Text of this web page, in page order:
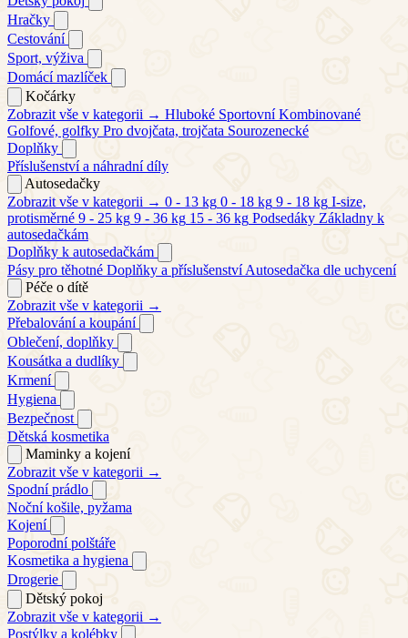
Hračky
Cestování
Sport, výživa
Domácí mazlíček
Kočárky
Zobrazit vše v kategorii → Hluboké Sportovní Kombinované
Golfové, golfky Pro dvojčata, trojčata Sourozenecké
Doplňky
Příslušenství a náhradní díly
Autosedačky
Zobrazit vše v kategorii → 0 - 13 kg 0 - 18 kg 9 - 18 kg I-size,
protisměrné 9 - 25 kg 9 - 36 kg 15 - 36 kg Podsedáky Základny k
autosedačkám
Doplňky k autosedačkám
Pásy pro těhotné Doplňky a příslušenství Autosedačka dle uchycení
Péče o dítě
Zobrazit vše v kategorii →
Přebalování a koupání
Oblečení, doplňky
Kousátka a dudlíky
Krmení
Hygiena
Bezpečnost
Dětská kosmetika
Maminky a kojení
Zobrazit vše v kategorii →
Spodní prádlo
Noční košile, pyžama
Kojení
Poporodní polštáře
Kosmetika a hygiena
Drogerie
Dětský pokoj
Zobrazit vše v kategorii →
Postýlky a kolébky